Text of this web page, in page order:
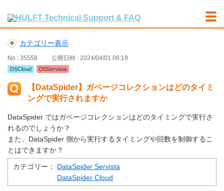
カテゴリー表示
No : 35558 公開日時 : 2024/04/01 08:19
DSCloud DSServista
【DataSpider】ガベージコレクションはどのタイミ
ングで実行されますか
DataSpider ではガベージコレクションはどのタイミングで実行さ
れるのでしょうか？
また、DataSpider 側から実行するタイミングや回数を制御するこ
とはできますか？
カテゴリー：
DataSpider Servista
DataSpider Cloud